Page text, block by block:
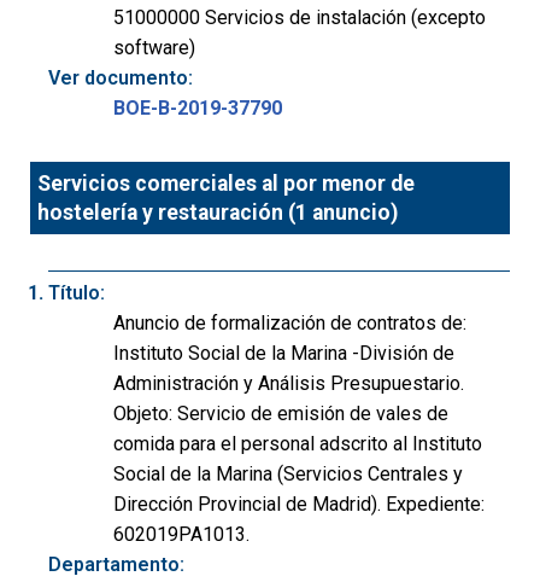
51000000 Servicios de instalación (excepto
software)
Ver documento:
BOE-B-2019-37790
Servicios comerciales al por menor de
hostelería y restauración (1 anuncio)
Título:
Anuncio de formalización de contratos de:
Instituto Social de la Marina -División de
Administración y Análisis Presupuestario.
Objeto: Servicio de emisión de vales de
comida para el personal adscrito al Instituto
Social de la Marina (Servicios Centrales y
Dirección Provincial de Madrid). Expediente:
602019PA1013.
Departamento: